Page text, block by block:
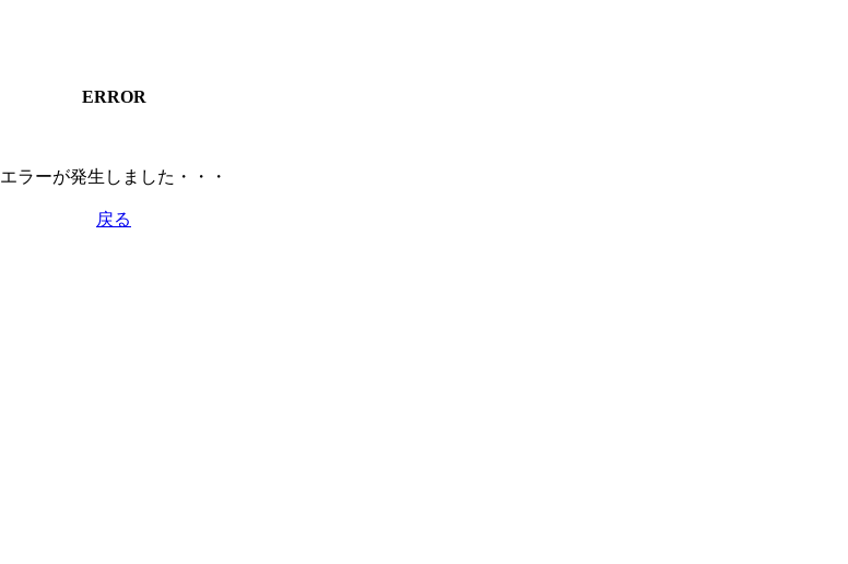
ERROR
エラーが発生しました・・・
戻る